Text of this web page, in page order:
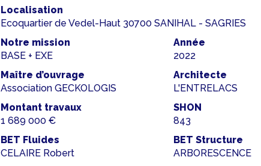
Localisation
Ecoquartier de Vedel-Haut 30700 SANIHAL - SAGRIES
Notre mission
BASE + EXE
Année
2022
Maître d’ouvrage
Association GECKOLOGIS
Architecte
L'ENTRELACS
Montant travaux
1 689 000 €
SHON
843
BET Fluides
CELAIRE Robert
BET Structure
ARBORESCENCE